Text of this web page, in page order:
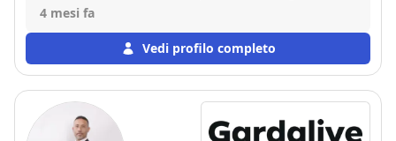
e disponibilità sono state sempre presenti e da me
successo, quindi non posso che confermare tutta la
mia positività e consigliare ad altri lo Studio
4 mesi fa
Vedi profilo completo